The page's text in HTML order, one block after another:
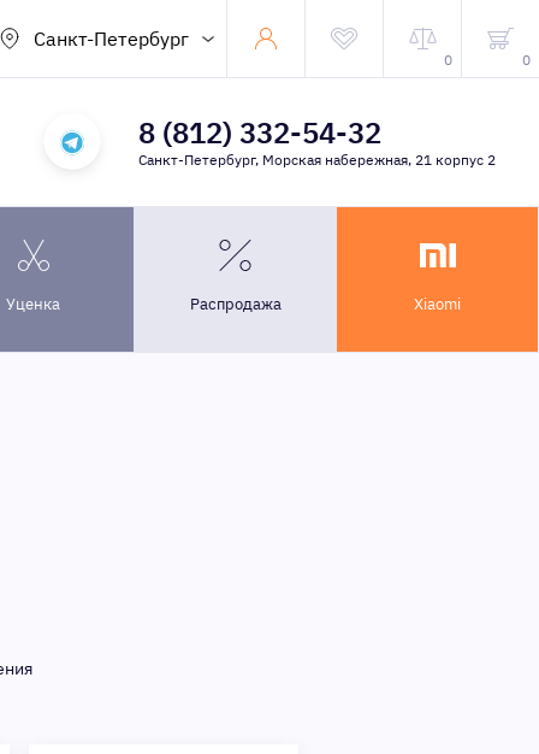
Санкт-Петербург
0 0
8 (812) 332-54-32
Санкт-Петербург, Морская набережная, 21 корпус 2
Уценка Распродажа Xiaomi